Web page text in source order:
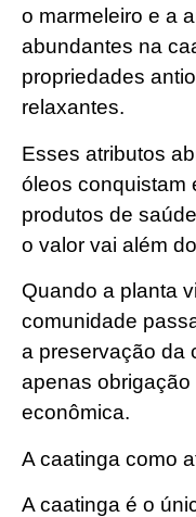
o marmeleiro e a
abundantes na
propriedades
relaxantes.
Esses atributos
óleos conquistam
produtos de
o valor vai além
Quando a planta
comunidade
a preservação da
apenas obrigação
econômica.
A caatinga como
A caatinga é o